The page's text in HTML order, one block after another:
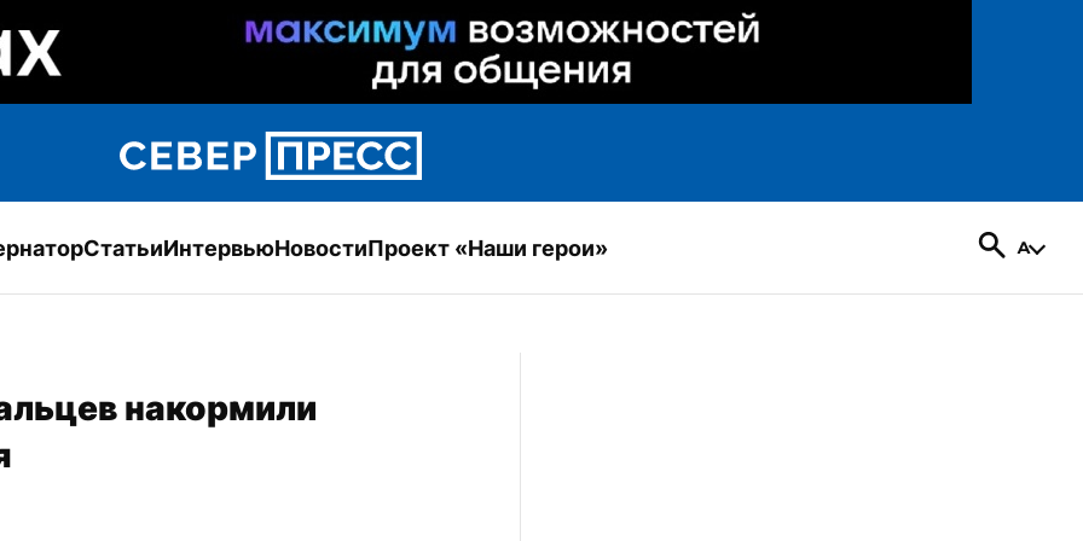
СтатьиИнтервьюНовостиПроект «Наши герои»
накормили